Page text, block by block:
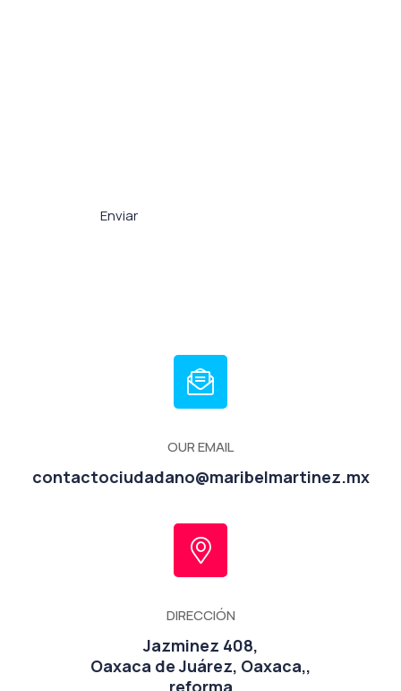
OUR EMAIL
contactociudadano@maribelmartinez.mx
DIRECCIÓN
Jazminez 408,
Oaxaca de Juárez, Oaxaca,,
reforma